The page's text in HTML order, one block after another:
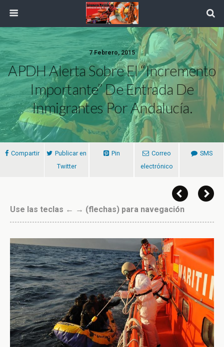
7 Febrero, 2015
APDH Alerta Sobre El “incremento
Importante” De Entrada De
Inmigrantes Por Andalucía.
Compartir
Publicar en
Twitter
Pin
Correo
electrónico
SMS
Use las teclas ← → (flechas) para navegación